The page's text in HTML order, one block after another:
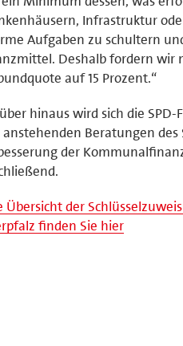
Infrastruktur
Aufgaben zu schultern
Deshalb fordern wir
auf 15 Prozent.“
hinaus wird sich die
anstehenden Beratungen
der
Übersicht der
finden Sie hier